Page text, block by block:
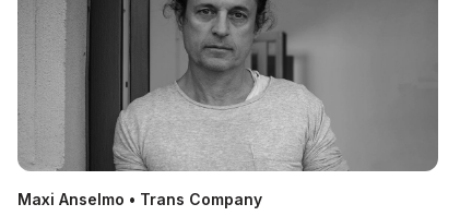
Maxi Anselmo • Trans Company